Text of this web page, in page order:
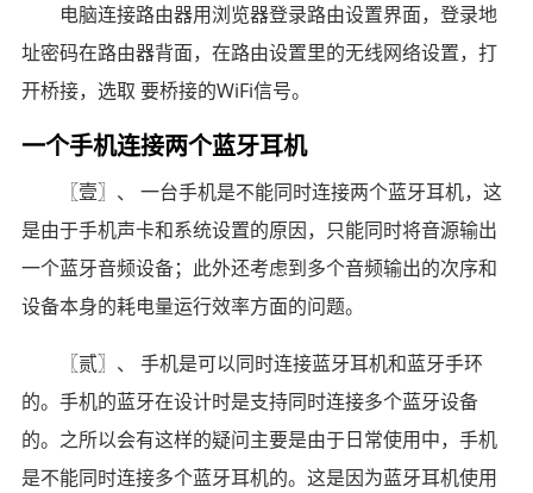
电脑连接路由器用浏览器登录路由设置界面，登录地
址密码在路由器背面，在路由设置里的无线网络设置，打
开桥接，选取 要桥接的WiFi信号。
一个手机连接两个蓝牙耳机
〖壹〗、 一台手机是不能同时连接两个蓝牙耳机，这
是由于手机声卡和系统设置的原因，只能同时将音源输出
一个蓝牙音频设备；此外还考虑到多个音频输出的次序和
设备本身的耗电量运行效率方面的问题。
〖贰〗、 手机是可以同时连接蓝牙耳机和蓝牙手环
的。手机的蓝牙在设计时是支持同时连接多个蓝牙设备
的。之所以会有这样的疑问主要是由于日常使用中，手机
是不能同时连接多个蓝牙耳机的。这是因为蓝牙耳机使用